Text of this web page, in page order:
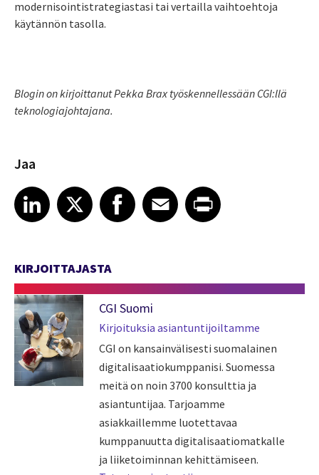
modernisointistrategiastasi tai vertailla vaihtoehtoja
käytännön tasolla.
Blogin on kirjoittanut Pekka Brax työskennellessään CGI:llä
teknologiajohtajana.
Jaa
Share article on LinkedIn
LinkedIn
Share article on XShare article on Facebook
Facebook
Share article on Email
EmailShare article on Print
KIRJOITTAJASTA
CGI Suomi
Kirjoituksia asiantuntijoiltamme
CGI on kansainvälisesti suomalainen
digitalisaatiokumppanisi. Suomessa
meitä on noin 3700 konsulttia ja
asiantuntijaa. Tarjoamme
asiakkaillemme luotettavaa
kumppanuutta digitalisaatiomatkalle
ja liiketoiminnan kehittämiseen.